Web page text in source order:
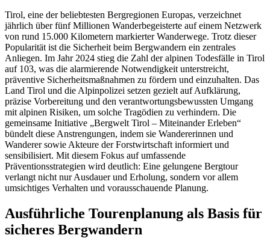
Tirol, eine der beliebtesten Bergregionen Europas, verzeichnet
jährlich über fünf Millionen Wanderbegeisterte auf einem Netzwerk
von rund 15.000 Kilometern markierter Wanderwege. Trotz dieser
Popularität ist die Sicherheit beim Bergwandern ein zentrales
Anliegen. Im Jahr 2024 stieg die Zahl der alpinen Todesfälle in Tirol
auf 103, was die alarmierende Notwendigkeit unterstreicht,
präventive Sicherheitsmaßnahmen zu fördern und einzuhalten. Das
Land Tirol und die Alpinpolizei setzen gezielt auf Aufklärung,
präzise Vorbereitung und den verantwortungsbewussten Umgang
mit alpinen Risiken, um solche Tragödien zu verhindern. Die
gemeinsame Initiative „Bergwelt Tirol – Miteinander Erleben“
bündelt diese Anstrengungen, indem sie Wandererinnen und
Wanderer sowie Akteure der Forstwirtschaft informiert und
sensibilisiert. Mit diesem Fokus auf umfassende
Präventionsstrategien wird deutlich: Eine gelungene Bergtour
verlangt nicht nur Ausdauer und Erholung, sondern vor allem
umsichtiges Verhalten und vorausschauende Planung.
Ausführliche Tourenplanung als Basis für
sicheres Bergwandern